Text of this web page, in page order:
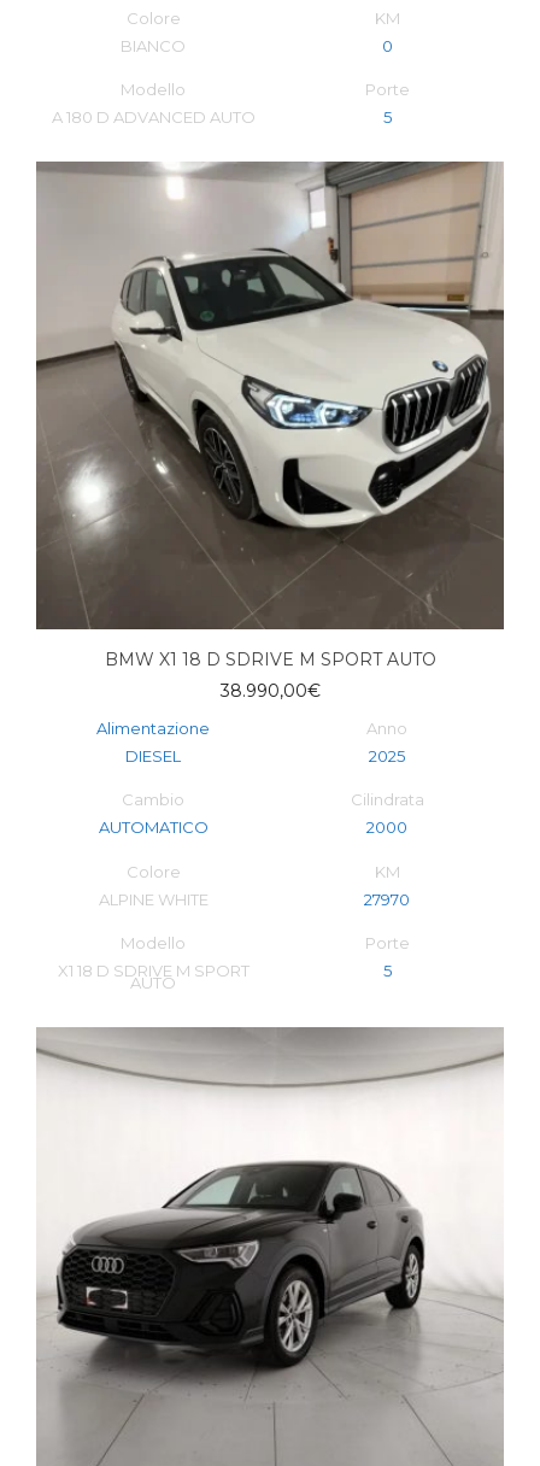
Colore
BIANCO
KM
0
Modello
A 180 D ADVANCED AUTO
Porte
5
BMW X1 18 D SDRIVE M SPORT AUTO
38.990,00€
Alimentazione
DIESEL
Anno
2025
Cambio
AUTOMATICO
Cilindrata
2000
Colore
ALPINE WHITE
KM
27970
Modello
X1 18 D SDRIVE M SPORT
AUTO
Porte
5